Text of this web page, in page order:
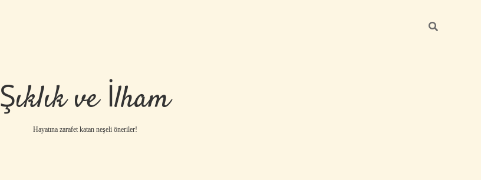
Şıklık ve İlham
Hayatına zarafet katan neşeli öneriler!